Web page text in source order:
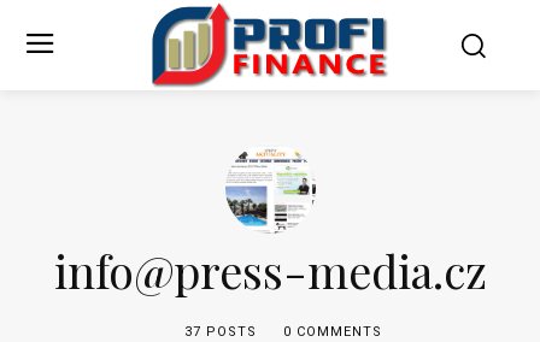
info@press-media.cz
37 POSTS 0 COMMENTS